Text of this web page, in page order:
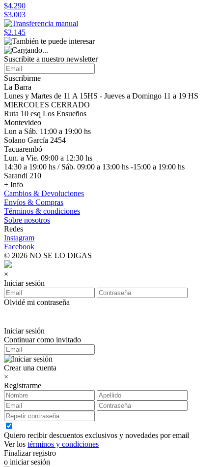
$4.290
$3.003
$2.145
Suscribite a nuestro newsletter
Suscribirme
La Barra
Lunes y Martes de 11 A 15HS - Jueves a Domingo 11 a 19 HS
MIERCOLES CERRADO
Ruta 10 esq Los Ensueños
Montevideo
Lun a Sáb. 11:00 a 19:00 hs
Solano García 2454
Tacuarembó
Lun. a Vie. 09:00 a 12:30 hs
14:30 a 19:00 hs / Sáb. 09:00 a 13:00 hs -15:00 a 19:00 hs
Sarandi 210
+ Info
Cambios & Devoluciones
Envíos & Compras
Términos & condiciones
Sobre nosotros
Redes
Instagram
Facebook
© 2026 NO SE LO DIGAS
×
Iniciar sesión
Olvidé mi contraseña
Iniciar sesión
Continuar como invitado
Crear una cuenta
×
Registrarme
Quiero recibir descuentos exclusivos y novedades por email
Ver los términos y condiciones
Finalizar registro
o iniciar sesión